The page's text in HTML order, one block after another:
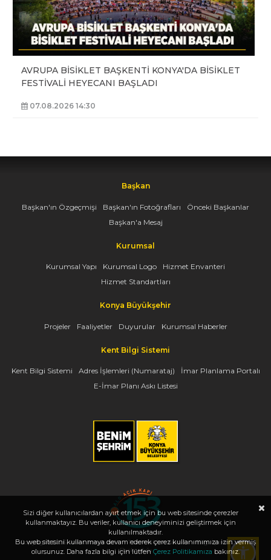
AVRUPA BİSİKLET BAŞKENTİ KONYA'DA BİSİKLET
FESTİVALİ HEYECANI BAŞLADI
07.08.2026 14:30
Başkan
Başkan'ın Özgeçmişi Başkan'ın Fotoğrafları
Önceki Başkanlar
Başkan'a Mesaj
Kurumsal
Kurumsal Yapı Kurumsal Logo
Hizmet Envanteri
Hizmet Standartları
Konya Büyükşehir
Projeler Faaliyetler Duyurular Kurumsal Haberler
Kent Bilgi Sistemi
Kent Bilgi Sistemi Adres İşlemleri (Numarataj)
İmar Planlama Portalı
E-İmar Planı Askı Listesi
Copyright 2026, www.konya.bel.tr - Tüm Hakları Saklıdır - Bilgi İşlem Dairesi
Başkanlığı
Sizi diğer kullanıcılardan ayırt etmek için bu web sitesinde çerezler
kullanmaktayız. Bu veriler, kullanıcı deneyiminizi geliştirmek için
kullanılmaktadır.
Bu web sitesini kullanmaya devam ederek çerez kullanımımıza izin vermiş
olursunuz. Daha fazla bilgi için lütfen Çerez Politikamıza bakınız.